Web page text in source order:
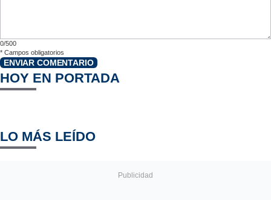
0/500
* Campos obligatorios
ENVIAR COMENTARIO
HOY EN PORTADA
LO MÁS LEÍDO